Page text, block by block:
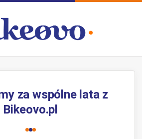
za wspólne lata z
Bikeovo.pl